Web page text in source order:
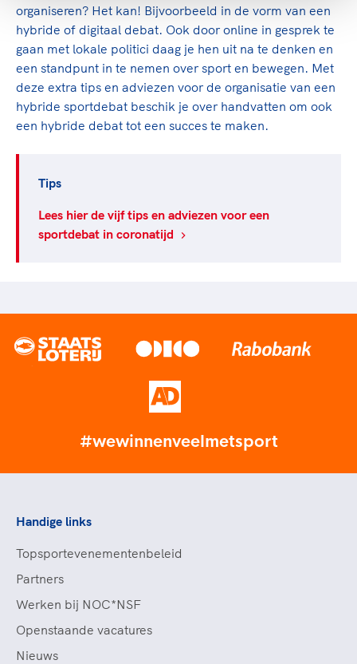
organiseren? Het kan! Bijvoorbeeld in de vorm van een
hybride of digitaal debat. Ook door online in gesprek te
gaan met lokale politici daag je hen uit na te denken en
een standpunt in te nemen over sport en bewegen. Met
deze extra tips en adviezen voor de organisatie van een
hybride sportdebat beschik je over handvatten om ook
een hybride debat tot een succes te maken.
Tips
Lees hier de vijf tips en adviezen voor een
sportdebat in coronatijd
#wewinnenveelmetsport
Handige links
Topsportevenementenbeleid
Partners
Werken bij NOC*NSF
Openstaande vacatures
Nieuws